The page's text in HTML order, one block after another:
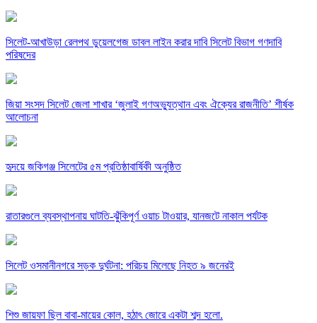
সিলেট-আখাউড়া রেলপথ ডুয়েলগেজ ডাবল লাইন করার দাবি সিলেট বিভাগ গণদাবি
পরিষদের
জিয়া সংসদ সিলেট জেলা শাখার ‘জুলাই গণঅভ্যুত্থান এবং ঐক্যের রাজনীতি’ শীর্ষক
আলোচনা
হৃদয়ে জকিগঞ্জ সিলেটের ৫ম প্রতিষ্ঠাবার্ষিকী অনুষ্ঠিত
রাতারগুলে ব্যবস্থাপনায় ঘাটতি-ঝুঁকিপূর্ণ ওয়াচ টাওয়ার, যানজটে নাকাল পর্যটক
সিলেট ওসমানীনগরে সড়ক দুর্ঘটনা: পরিচয় মিলেছে নিহত ৯ জনেরই
শিশু জায়ফা ছিল বাবা-মায়ের কোল, হঠাৎ জোরে একটা শব্দ হলো.